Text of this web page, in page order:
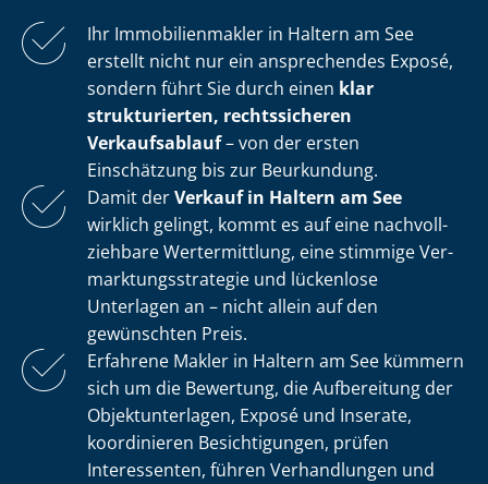
Ihr Im­mo­bi­li­en­mak­ler in Haltern am See
erstellt nicht nur ein ansprechendes Exposé,
sondern führt Sie durch einen klar
strukturierten, rechtssicheren
Verkaufsablauf– von der ersten
Einschätzung bis zur Beurkundung.
Damit derVerkauf in Haltern am See
wirklich gelingt, kommt es auf eine nach­voll­
zieh­ba­re Wertermittlung, eine stimmige Ver­
mark­tungs­stra­te­gie und lückenlose
Unterlagen an – nicht allein auf den
gewünschten Preis.
Erfahrene Makler in Haltern am See kümmern
sich um die Bewertung, die Aufbereitung der
Ob­jekt­un­ter­la­gen, Exposé und Inserate,
koordinieren Besichtigungen, prüfen
Interessenten, führen Verhandlungen und